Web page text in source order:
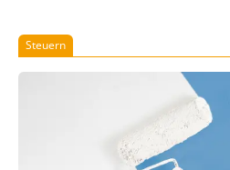
Steuern